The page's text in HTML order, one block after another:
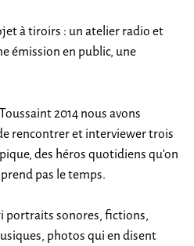
à tiroirs : un atelier radio et
émission en public, une
2014 nous avons
rencontrer et interviewer trois
des héros quotidiens qu’on
pas le temps.
portraits sonores, fictions,
photos qui en disent